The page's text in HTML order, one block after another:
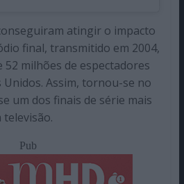
atingir o impacto
final, transmitido em 2004,
milhões de espectadores
Unidos. Assim, tornou-se no
um dos finais de série mais
Pub